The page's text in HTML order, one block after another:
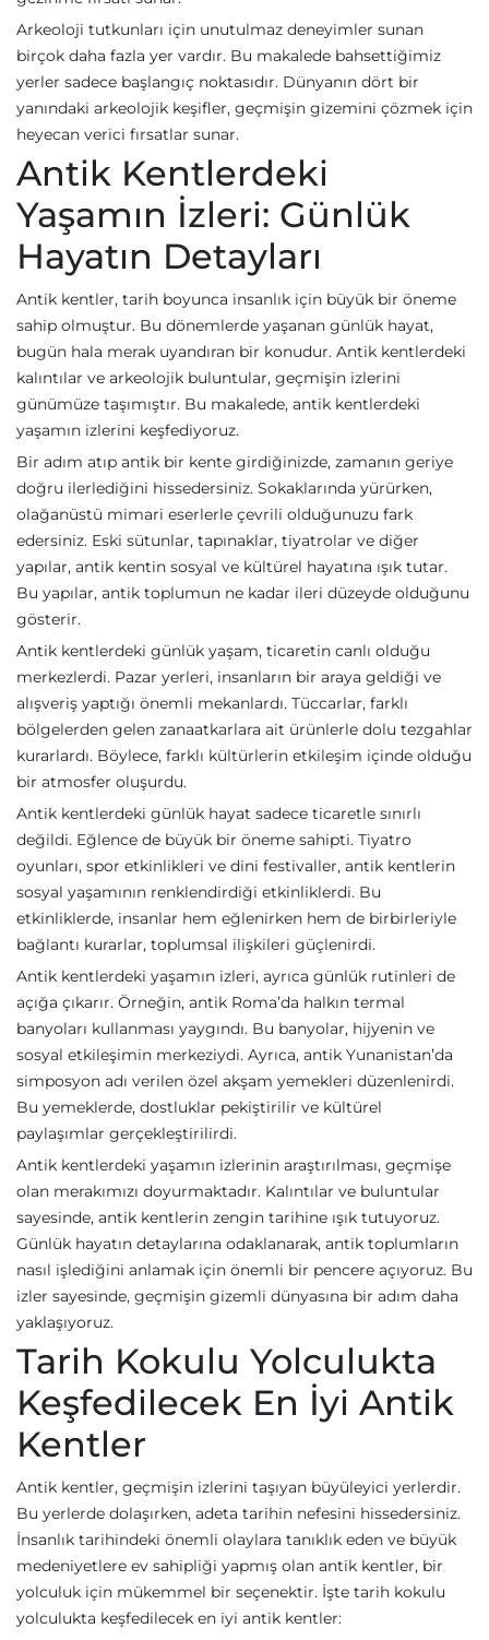
Arkeoloji tutkunları için unutulmaz deneyimler sunan
birçok daha fazla yer vardır. Bu makalede bahsettiğimiz
yerler sadece başlangıç noktasıdır. Dünyanın dört bir
yanındaki arkeolojik keşifler, geçmişin gizemini çözmek için
heyecan verici fırsatlar sunar.
Antik Kentlerdeki
Yaşamın İzleri: Günlük
Hayatın Detayları
Antik kentler, tarih boyunca insanlık için büyük bir öneme
sahip olmuştur. Bu dönemlerde yaşanan günlük hayat,
bugün hala merak uyandıran bir konudur. Antik kentlerdeki
kalıntılar ve arkeolojik buluntular, geçmişin izlerini
günümüze taşımıştır. Bu makalede, antik kentlerdeki
yaşamın izlerini keşfediyoruz.
Bir adım atıp antik bir kente girdiğinizde, zamanın geriye
doğru ilerlediğini hissedersiniz. Sokaklarında yürürken,
olağanüstü mimari eserlerle çevrili olduğunuzu fark
edersiniz. Eski sütunlar, tapınaklar, tiyatrolar ve diğer
yapılar, antik kentin sosyal ve kültürel hayatına ışık tutar.
Bu yapılar, antik toplumun ne kadar ileri düzeyde olduğunu
gösterir.
Antik kentlerdeki günlük yaşam, ticaretin canlı olduğu
merkezlerdi. Pazar yerleri, insanların bir araya geldiği ve
alışveriş yaptığı önemli mekanlardı. Tüccarlar, farklı
bölgelerden gelen zanaatkarlara ait ürünlerle dolu tezgahlar
kurarlardı. Böylece, farklı kültürlerin etkileşim içinde olduğu
bir atmosfer oluşurdu.
Antik kentlerdeki günlük hayat sadece ticaretle sınırlı
değildi. Eğlence de büyük bir öneme sahipti. Tiyatro
oyunları, spor etkinlikleri ve dini festivaller, antik kentlerin
sosyal yaşamının renklendirdiği etkinliklerdi. Bu
etkinliklerde, insanlar hem eğlenirken hem de birbirleriyle
bağlantı kurarlar, toplumsal ilişkileri güçlenirdi.
Antik kentlerdeki yaşamın izleri, ayrıca günlük rutinleri de
açığa çıkarır. Örneğin, antik Roma’da halkın termal
banyoları kullanması yaygındı. Bu banyolar, hijyenin ve
sosyal etkileşimin merkeziydi. Ayrıca, antik Yunanistan’da
simposyon adı verilen özel akşam yemekleri düzenlenirdi.
Bu yemeklerde, dostluklar pekiştirilir ve kültürel
paylaşımlar gerçekleştirilirdi.
Antik kentlerdeki yaşamın izlerinin araştırılması, geçmişe
olan merakımızı doyurmaktadır. Kalıntılar ve buluntular
sayesinde, antik kentlerin zengin tarihine ışık tutuyoruz.
Günlük hayatın detaylarına odaklanarak, antik toplumların
nasıl işlediğini anlamak için önemli bir pencere açıyoruz. Bu
izler sayesinde, geçmişin gizemli dünyasına bir adım daha
yaklaşıyoruz.
Tarih Kokulu Yolculukta
Keşfedilecek En İyi Antik
Kentler
Antik kentler, geçmişin izlerini taşıyan büyüleyici yerlerdir.
Bu yerlerde dolaşırken, adeta tarihin nefesini hissedersiniz.
İnsanlık tarihindeki önemli olaylara tanıklık eden ve büyük
medeniyetlere ev sahipliği yapmış olan antik kentler, bir
yolculuk için mükemmel bir seçenektir. İşte tarih kokulu
yolculukta keşfedilecek en iyi antik kentler: